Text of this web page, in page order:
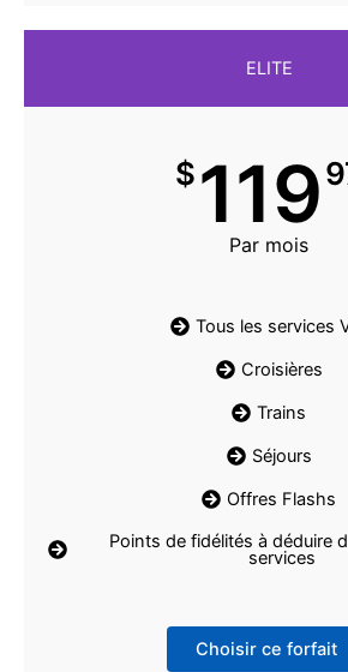
ELITE
$119
Par mois
Tous les services
Croisières
Trains
Séjours
Offres Flashs
Points de fidélités à déduire
services
Choisir ce forfait